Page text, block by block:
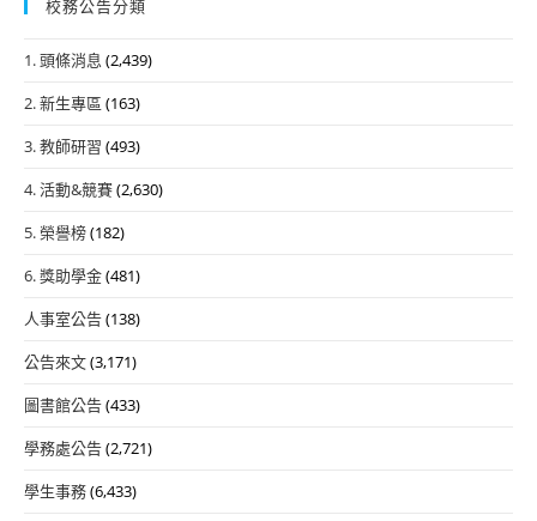
校務公告分類
1. 頭條消息 (2,439)
2. 新生專區 (163)
3. 教師研習 (493)
4. 活動&競賽(2,630)
5. 榮譽榜(182)
6. 獎助學金(481)
人事室公告(138)
公告來文(3,171)
圖書館公告(433)
學務處公告(2,721)
學生事務(6,433)